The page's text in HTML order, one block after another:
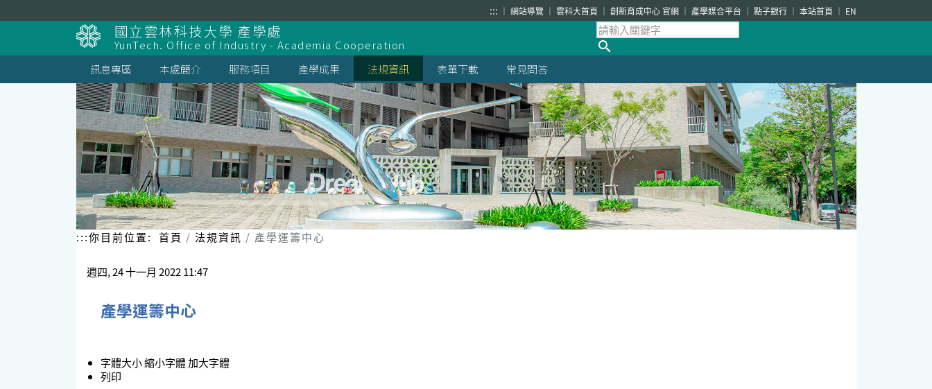
到
::: 網站導覽 雲科大首頁 創新育成中心 官網 產學媒合平台 點子銀行 本站首頁 EN
國立雲林科技大學 產學處
YunTech. Office of Industry - Academia Cooperation
訊息專區
本處簡介 服務項目 產學成果 法規資訊 表單下載 常見問答
:::你目前位置: 首頁 法規資訊 產學運籌中心
週四, 24 十一月 2022 11:47
產學運籌中心
字體大小縮小字體加大字體
列印